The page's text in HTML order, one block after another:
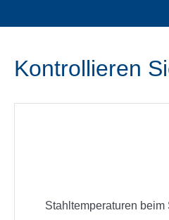
Kontrollieren
Stahltemperaturen